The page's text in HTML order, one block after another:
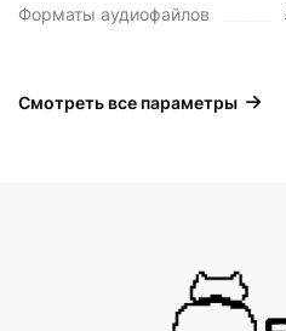
Форматы аудиофайлов
Смотреть все параметры